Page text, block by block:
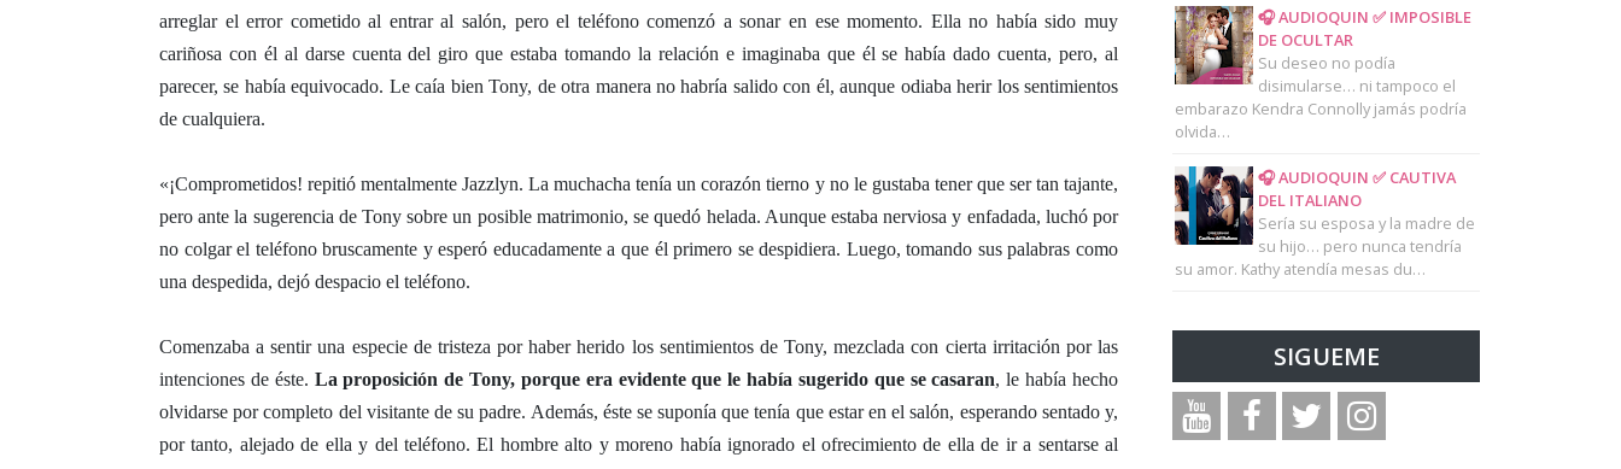
arreglar el error cometido al entrar al salón, pero el teléfono comenzó a sonar en ese momento. Ella no había sido muy
cariñosa con él al darse cuenta del giro que estaba tomando la relación e imaginaba que él se había dado cuenta, pero, al
parecer, se había equivocado. Le caía bien Tony, de otra manera no habría salido con él, aunque odiaba herir los sentimientos
de cualquiera.
«¡Comprometidos! repitió mentalmente Jazzlyn. La muchacha tenía un corazón tierno y no le gustaba tener que ser tan tajante,
pero ante la sugerencia de Tony sobre un posible matrimonio, se quedó helada. Aunque estaba nerviosa y enfadada, luchó por
no colgar el teléfono bruscamente y esperó educadamente a que él primero se despidiera. Luego, tomando sus palabras como
una despedida, dejó despacio el teléfono.
Comenzaba a sentir una especie de tristeza por haber herido los sentimientos de Tony, mezclada con cierta irritación por las
intenciones de éste. La proposición de Tony, porque era evidente que le había sugerido que se casaran, le había hecho
olvidarse por completo del visitante de su padre. Además, éste se suponía que tenía que estar en el salón, esperando sentado y,
por tanto, alejado de ella y del teléfono. El hombre alto y moreno había ignorado el ofrecimiento de ella de ir a sentarse al
🎧 AUDIOQUIN ✅ IMPOSIBLE
DE OCULTAR
Su deseo no podía
disimularse… ni tampoco el
embarazo Kendra Connolly jamás podría
olvida…
🎧 AUDIOQUIN ✅ CAUTIVA
DEL ITALIANO
Sería su esposa y la madre de
su hijo… pero nunca tendría
su amor. Kathy atendía mesas du…
SIGUEME